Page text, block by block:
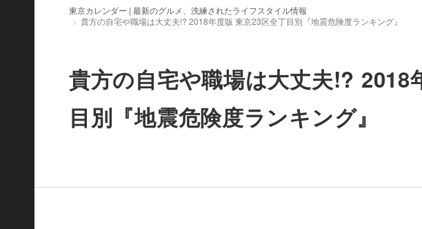
東京カレンダー | 最新のグルメ、洗練されたライフスタイル情報
貴方の自宅や職場は大丈夫!? 2018年度版 東京23区全丁目別『地震危険度ランキング』
貴方の自宅や職場は大丈夫!? 2018
目別『地震危険度ランキング』